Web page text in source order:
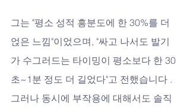
그는 "평소 성적 흥분도에 한 30%를 더
얹은 느낌"이었으며, "싸고 나서도 발기
가 수그러드는 타이밍이 평소보다 한 30
초~1분 정도 더 길었다"고 전했습니다 .
그러나 동시에 부작용에 대해서도 솔직